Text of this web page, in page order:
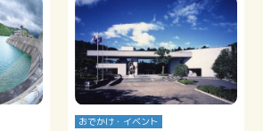
おでかけ・イベント